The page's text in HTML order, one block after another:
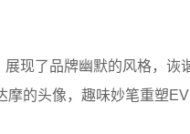
现了品牌幽默的风格，诙
摩的头像，趣味妙笔重塑